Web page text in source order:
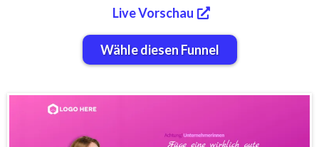
Live Vorschau
Wähle diesen Funnel